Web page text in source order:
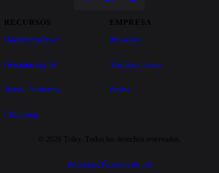
RECURSOS
Documentación↗
Descubre una IA
Nueva Plataforma
Changelog
EMPRESA
Privacidad
Términos de uso
Prensa
© 2026 Tolky. Todos los derechos reservados.
PrivacidadTérminos de uso